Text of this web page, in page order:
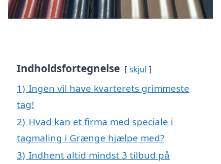
Indholdsfortegnelse skjul
1) Ingen vil have kvarterets grimmeste
tag!
2) Hvad kan et firma med speciale i
tagmaling i Grænge hjælpe med?
3) Indhent altid mindst 3 tilbud på